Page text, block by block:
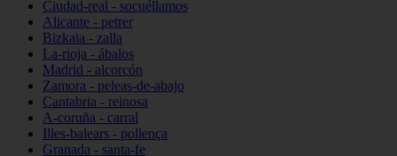
Ciudad-real - socuéllamos
Alicante - petrer
Bizkaia - zalla
La-rioja - ábalos
Madrid - alcorcón
Zamora - peleas-de-abajo
Cantabria - reinosa
A-coruña - carral
Illes-balears - pollença
Granada - santa-fe